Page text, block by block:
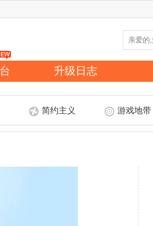
升级日志
简约主义 游戏地带